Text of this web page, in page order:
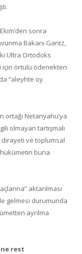
sonra
Bakanı Gantz,
Ultra Ortodoks
için örtülü ödenekten
“aleyhte oy
ortağı Netanyahu’ya
olmayan tartışmalı
dirayeti ve toplumsal
buna
aktarılması
gelmesi durumunda
ayrılma
rest